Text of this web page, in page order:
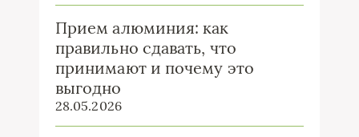
Прием алюминия: как
правильно сдавать, что
принимают и почему это
выгодно
28.05.2026